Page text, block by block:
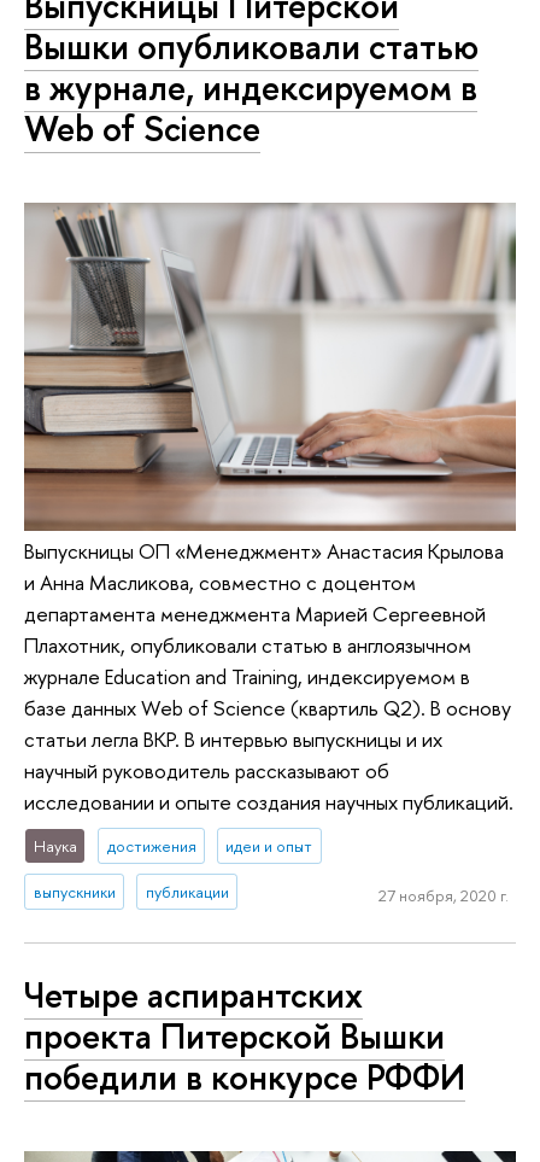
Вышки опубликовали статью
в журнале, индексируемом в
Web of Science
Выпускницы ОП «Менеджмент» Анастасия Крылова
и Анна Масликова, совместно с доцентом
департамента менеджмента Марией Сергеевной
Плахотник, опубликовали статью в англоязычном
журнале Education and Training, индексируемом в
базе данных Web of Science (квартиль Q2). В основу
статьи легла ВКР. В интервью выпускницы и их
научный руководитель рассказывают об
исследовании и опыте создания научных публикаций.
Наука достижения идеи и опыт
выпускники публикации 27 ноября, 2020 г.
Четыре аспирантских
проекта Питерской Вышки
победили в конкурсе РФФИ